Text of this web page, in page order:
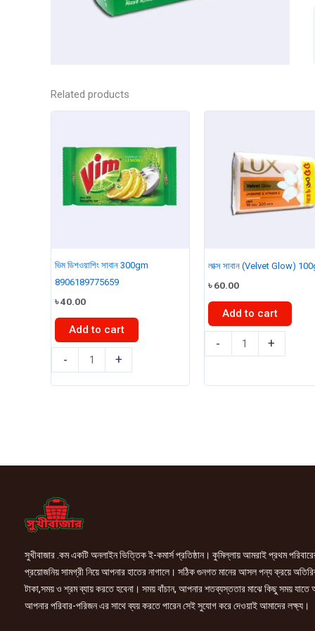
Related products
ভিম ডিশওয়াশিং সাবান 300gm
8906189775659
৳40.00
Add to cart
-
ডিশওয়াশিং
সাবান
+
লাক্স সাবান (Velvet Glow)
৳60.00
Add to cart
-
সাবান
Glow)
+
সুখীবাজার .কম একটি অনলাইন ভিত্তিক ই-কমার্স প্রতিষ্ঠান। কুমিল্লায় আমরাই প্রথম
প্রয়োজনিয় সামগ্রী নিয়ে আপনার হাতের নাগালে। সঠিক গুনগত মানের আসল পন্য ক্রয়ে
টাকা,সময় ও শ্রম ব্যায় করতে হবেনা। সময় বাঁচান, আপনার শতব্যস্ততার মাঝে কিছু সময় যাতে
আপনার পরিবার-পরিজন এর সাথে ব্যয় করতে পারেন সেই সুযোগ করে দেওয়াই আমাদের লক্ষ্য।